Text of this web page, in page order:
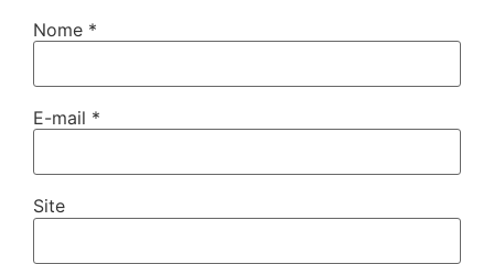
Nome *
E-mail *
Site